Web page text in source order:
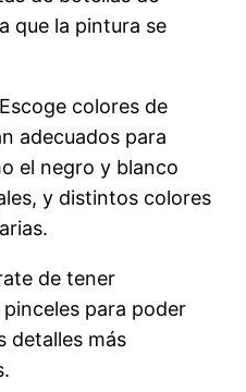
que la pintura se
colores de
adecuados para
el negro y blanco
y distintos colores
de tener
para poder
detalles más